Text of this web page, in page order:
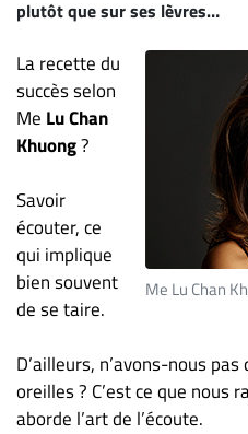
d'emploi
Formation
Continue
Métiers
Scoop?
CABINETS
ET
ENTREPRISES
Espace
entreprises
Page
entreprises
Publier
plutôt que sur ses lèvres…
Me Lu Chan
La recette du
succès selon
Me Lu Chan
Khuong?
Savoir
écouter, ce
qui implique
bien souvent
de se taire.
D’ailleurs, n’avons-nous
oreilles ? C’est ce que nous
aborde l’art de l’écoute.